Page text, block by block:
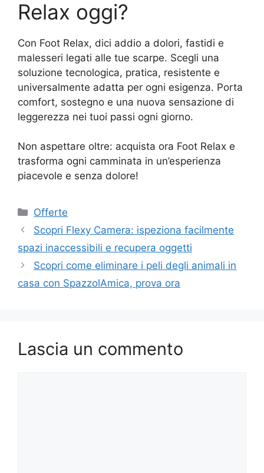
Relax oggi?
Con Foot Relax, dici addio a dolori, fastidi e
malesseri legati alle tue scarpe. Scegli una
soluzione tecnologica, pratica, resistente e
universalmente adatta per ogni esigenza. Porta
comfort, sostegno e una nuova sensazione di
leggerezza nei tuoi passi ogni giorno.
Non aspettare oltre: acquista ora Foot Relax e
trasforma ogni camminata in un’esperienza
piacevole e senza dolore!
Categorie
Offerte
Scopri Flexy Camera: ispeziona facilmente
spazi inaccessibili e recupera oggetti
Scopri come eliminare i peli degli animali in
casa con SpazzolAmica, prova ora
Lascia un commento